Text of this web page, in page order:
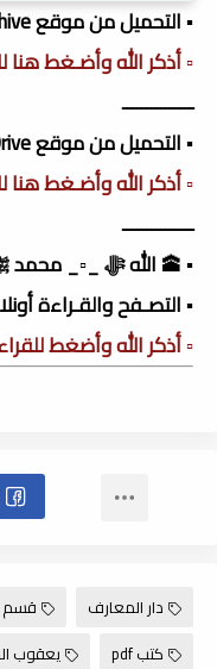
▪️ التحميل من موقع Archive ▪️
▫️ أذكر الله وأضـغط هنا
ـــــــــــــــ
▪️ التحميل من موقع G. Drive ▪️
▫️ أذكر الله وأضـغط هنا
ـــــــــــــــ
▪️ 🕋 الله ﷻ _▫️_
▪️ التصـفح والقـراءة
▫️ أذكر الله وأضغط
دار المعارف قسم
كتب pdf
يعقوب